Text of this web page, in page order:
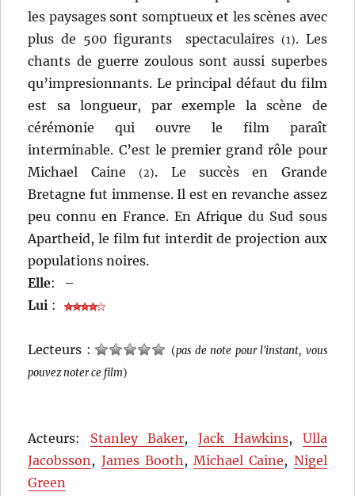
les paysages sont somptueux et les scènes avec
plus de 500 figurants spectaculaires(1). Les
chants de guerre zoulous sont aussi superbes
qu’impresionnants. Le principal défaut du film
est sa longueur, par exemple la scène de
cérémonie qui ouvre le film paraît
interminable. C’est le premier grand rôle pour
Michael Caine(2). Le succès en Grande
Bretagne fut immense. Il est en revanche assez
peu connu en France. En Afrique du Sud sous
Apartheid, le film fut interdit de projection aux
populations noires.
Elle:
–
Lui :
Lecteurs : (pas de note pour l'instant, vous
pouvez noter ce film)
Acteurs: Stanley Baker, Jack Hawkins, Ulla
Jacobsson, James Booth,Michael Caine, Nigel
Green